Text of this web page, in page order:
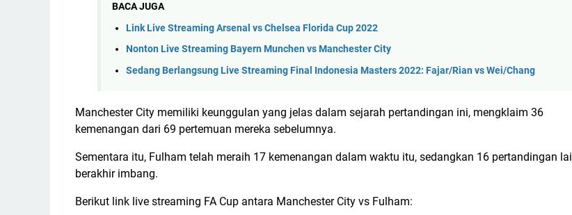
BACA JUGA
Link Live Streaming Arsenal vs Chelsea Florida Cup 2022
Nonton Live Streaming Bayern Munchen vs Manchester City
Sedang Berlangsung Live Streaming Final Indonesia Masters 2022: Fajar/Rian vs Wei/Chang
Manchester City memiliki keunggulan yang jelas dalam sejarah pertandingan ini, mengklaim 36
kemenangan dari 69 pertemuan mereka sebelumnya.
Sementara itu, Fulham telah meraih 17 kemenangan dalam waktu itu, sedangkan 16 pertandingan
berakhir imbang.
Berikut link live streaming FA Cup antara Manchester City vs Fulham: